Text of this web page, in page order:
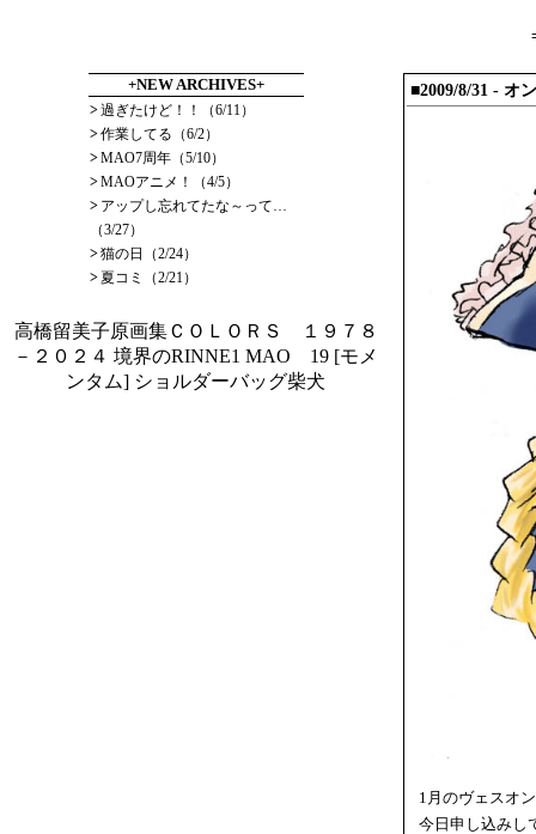
+NEW ARCHIVES+
>過ぎたけど！！（6/11）
>作業してる（6/2）
>MAO7周年（5/10）
>MAOアニメ！（4/5）
> アップし忘れてたな～って…
（3/27）
>猫の日（2/24）
>夏コミ（2/21）
高橋留美子原画集ＣＯＬＯＲＳ １９７８
－２０２４ 境界のRINNE1 MAO 19 [モメ
ンタム] ショルダーバッグ柴犬
■2009/8/31 - オ
1月のヴェスオ
今日申し込みし